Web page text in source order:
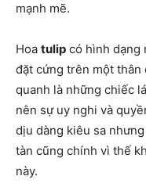
mạnh mẽ.
Hoa tulip có hình dạng
đặt cứng trên một thân
quanh là những chiếc
nên sự uy nghi và
dịu dàng kiêu sa
tàn cũng chính vì thế
này.